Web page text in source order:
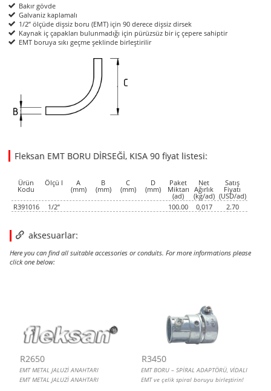
Bakır gövde
Galvaniz kaplamalı
1/2” ölçüde dişsiz boru (EMT) için 90 derece dişsiz dirsek
Kaynak iç çapakları bulunmadığı için pürüzsüz bir iç çepere sahiptir
EMT boruya sıkı geçme şeklinde birleştirilir
Fleksan EMT BORU DİRSEĞİ, KISA 90 fiyat listesi:
Ürün
Kodu
Ölçü I A
(mm)
B
(mm)
C
(mm)
D
(mm)
Paket
Miktarı
(ad)
Net
Ağırlık
(kg/ad)
Satış
Fiyatı
(USD/ad)
R391016
1/2” 100.00 0,017 2.70
aksesuarlar:
Here you can find all suitable accessories or conduits. For more informations please
click one below:
R2650
EMT METAL JALUZİ ANAHTARI
EMT METAL JALUZİ ANAHTARI
R3450
EMT BORU – SPİRAL ADAPTÖRÜ, VİDALI
EMT ve çelik spiral boruyu birleştirin!